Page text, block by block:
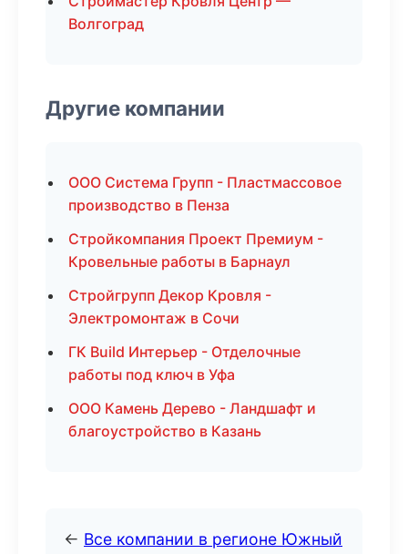
Волгоград
Другие компании
ООО Система Групп - Пластмассовое
производство в Пенза
Стройкомпания Проект Премиум -
Кровельные работы в Барнаул
Стройгрупп Декор Кровля -
Электромонтаж в Сочи
ГК Build Интерьер - Отделочные
работы под ключ в Уфа
ООО Камень Дерево - Ландшафт и
благоустройство в Казань
← Все компании в регионе Южный